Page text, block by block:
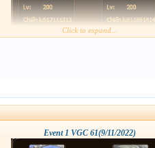
Click to expand...
Event 1 VGC 61(9/11/2022)